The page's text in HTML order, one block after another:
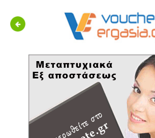
Previous